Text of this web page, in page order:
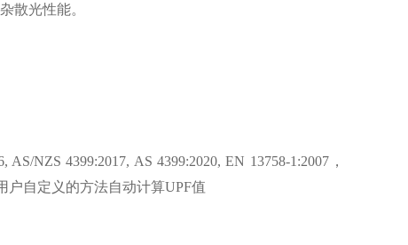
散光性能。
NZS 4399:2017, AS 4399:2020, EN 13758-1:2007，
户自定义的方法自动计算UPF值